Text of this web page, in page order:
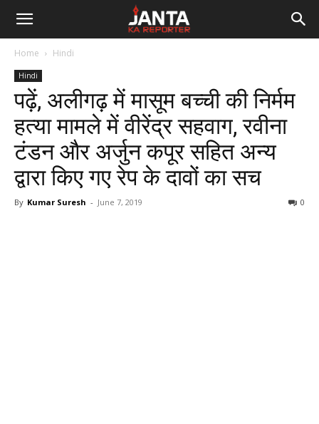
Janta
Reporter
Home Hindi
Hindi
पढ़ें, अलीगढ़ में मासूम बच्ची की निर्मम
हत्या मामले में वीरेंद्र सहवाग, रवीना
टंडन और अर्जुन कपूर सहित अन्य
द्वारा किए गए रेप के दावों का सच
By Kumar Suresh - June 7, 2019 0